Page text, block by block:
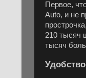
Первое,
Auto, и не
210 тысяч
тысяч